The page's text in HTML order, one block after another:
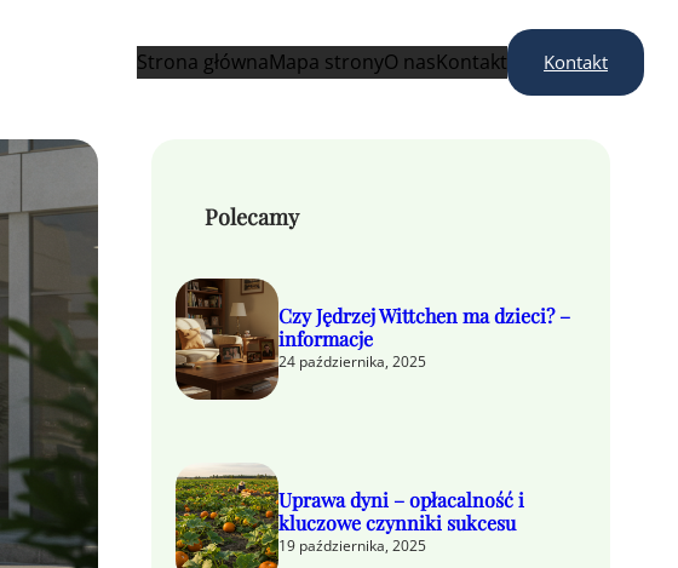
Strona głównaMapa stronyO nasKontakt Kontakt
Polecamy
Czy Jędrzej Wittchen ma dzieci? –
informacje
24 października, 2025
Uprawa dyni – opłacalność i
kluczowe czynniki sukcesu
19 października, 2025